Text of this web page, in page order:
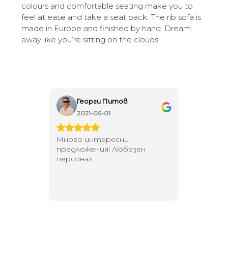
colours and comfortable seating make you to
feel at ease and take a seat back. The rib sofa is
made in Europe and finished by hand. Dream
away like you’re sitting on the clouds.
Георги Питов
2021-06-01
Много интересни
предложения! Любезен
персонал.